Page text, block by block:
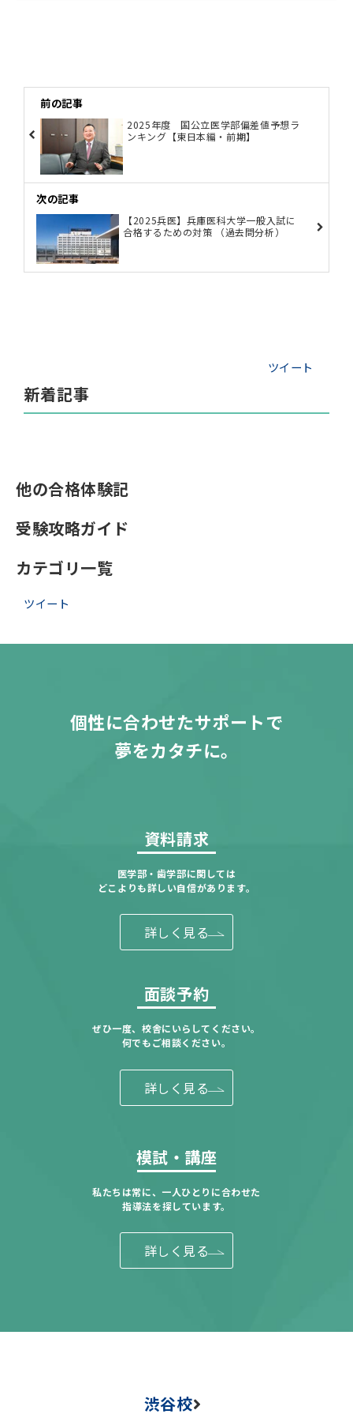
前の記事
2025年度 国公立医学部偏差値予想ラ
ンキング【東日本編・前期】
次の記事
【2025兵医】兵庫医科大学一般入試に
合格するための対策 （過去問分析）
ツイート
新着記事
他の合格体験記
受験攻略ガイド
カテゴリ一覧
ツイート
個性に合わせたサポートで
夢をカタチに。
資料請求
医学部・歯学部に関しては
どこよりも詳しい自信があります。
詳しく見る
面談予約
ぜひ一度、校舎にいらしてください。
何でもご相談ください。
詳しく見る
模試・講座
私たちは常に、一人ひとりに合わせた
指導法を探しています。
詳しく見る
渋谷校